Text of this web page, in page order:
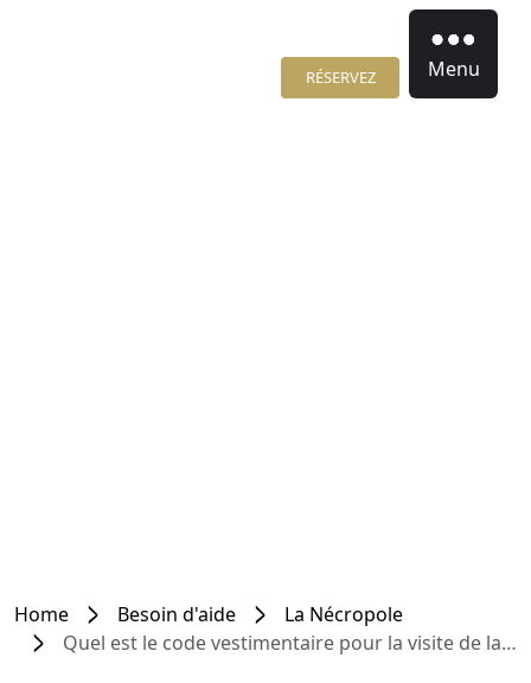
RÉSERVEZ Menu
Home Besoin d'aide
La Nécropole
Quel est le code vestimentaire pour la visite de la Nécropole Vaticane ?